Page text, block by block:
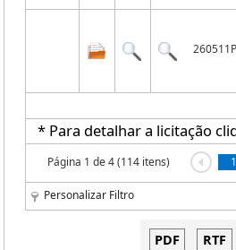
* Para detalhar a licitação
Página 1 de 4 (114 itens) 1
Personalizar Filtro